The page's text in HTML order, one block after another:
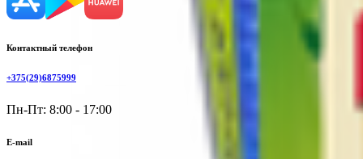
Контактный телефон
+375(29)6875999
Пн-Пт: 8:00 - 17:00
E-mail